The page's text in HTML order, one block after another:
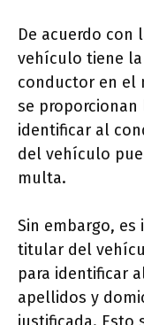
De acuerdo
vehículo tiene
conductor en el
se proporcionan
identificar al
del vehículo
multa.
Sin embargo,
titular del
para identificar
apellidos y